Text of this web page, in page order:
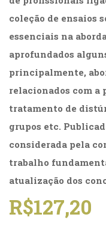
Educação
Especial
(39)
(47)
Fonoaudiologia
Gestalt-
terapia
(93)
(57)
LGBTQIA+
Literatura
coleção de ensaios
essenciais na
aprofundados
principalmente,
relacionados com
tratamento de
grupos etc.
considerada pela
trabalho
atualização dos
R$127,20